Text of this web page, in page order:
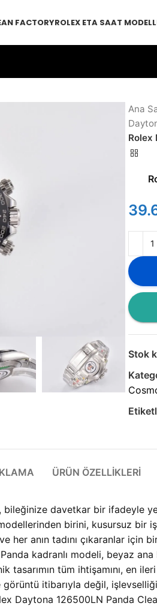
FACTORYROLEX ETA SAAT
Ana
Rolex
Stok
ÜRÜN ÖZELLIKLERI
bileğinize davetkar bir ifadeyle
birini, kusursuz
anın tadını çıkaranlar için
kadranlı modeli, beyaz
tasarımın tüm ihtişamını, en
itibarıyla değil,
Daytona 126500LN Panda